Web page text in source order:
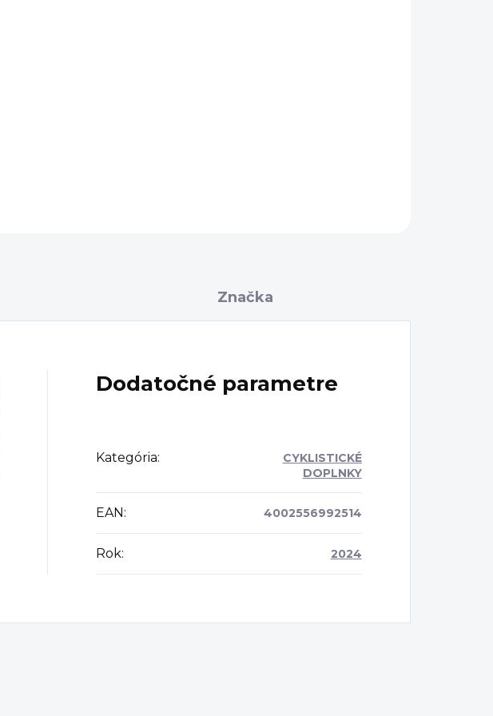
Značka
Dodatočné parametre
Kategória:
CYKLISTICKÉ
DOPLNKY
EAN : 4002556992514
Rok: 2024